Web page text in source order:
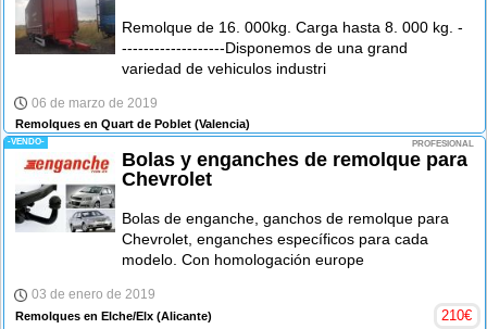
Remolque de 16. 000kg. Carga hasta 8. 000 kg. -
-------------------Disponemos de una grand
variedad de vehiculos industri
06 de marzo de 2019
Remolques en Quart de Poblet (Valencia)
-VENDO- PROFESIONAL
Bolas y enganches de remolque para
Chevrolet
Bolas de enganche, ganchos de remolque para
Chevrolet, enganches específicos para cada
modelo. Con homologación europe
03 de enero de 2019
Remolques en Elche/Elx (Alicante) 210€